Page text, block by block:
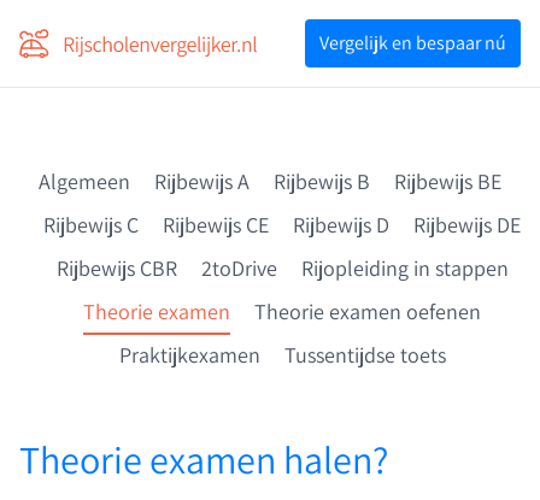
Vergelijk en bespaar nú
Algemeen Rijbewijs A Rijbewijs B
Rijbewijs BE
Rijbewijs C
Rijbewijs CE Rijbewijs D
Rijbewijs DE
Rijbewijs CBR
2toDrive
Rijopleiding in stappen
Theorie examen
Theorie examen oefenen
Praktijkexamen
Tussentijdse toets
Theorie examen halen?